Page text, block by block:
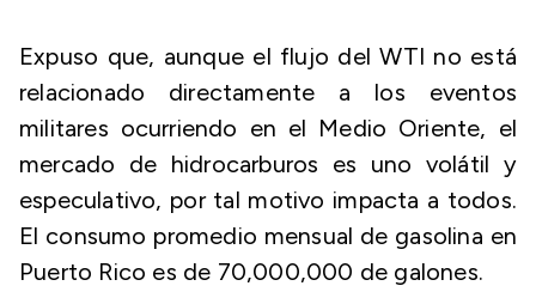
Expuso que, aunque el flujo del WTI no está
relacionado directamente a los eventos
militares ocurriendo en el Medio Oriente, el
mercado de hidrocarburos es uno volátil y
especulativo, por tal motivo impacta a todos.
El consumo promedio mensual de gasolina en
Puerto Rico es de 70,000,000 de galones.